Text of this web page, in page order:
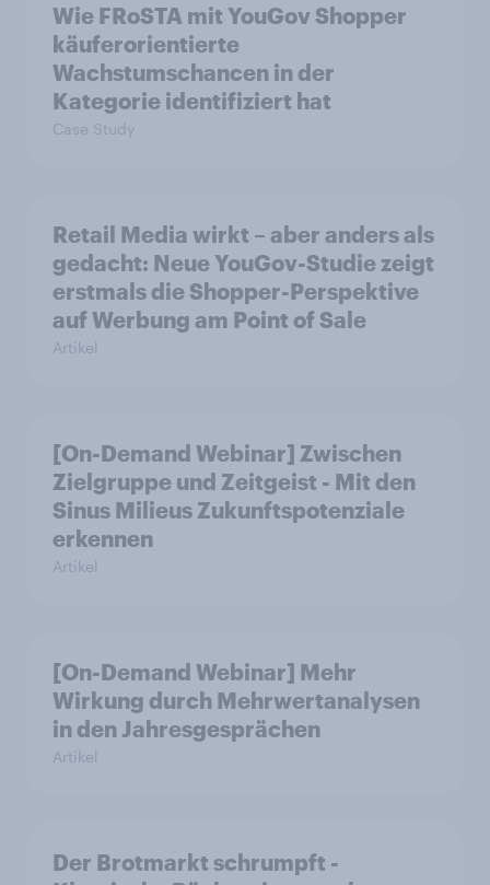
Wie FRoSTA mit YouGov Shopper
käuferorientierte
Wachstumschancen in der
Kategorie identifiziert hat
Case Study
Retail Media wirkt – aber anders als
gedacht: Neue YouGov-Studie zeigt
erstmals die Shopper-Perspektive
auf Werbung am Point of Sale
Artikel
[On-Demand Webinar] Zwischen
Zielgruppe und Zeitgeist - Mit den
Sinus Milieus Zukunftspotenziale
erkennen
Artikel
[On-Demand Webinar] Mehr
Wirkung durch Mehrwertanalysen
in den Jahresgesprächen
Artikel
Der Brotmarkt schrumpft -